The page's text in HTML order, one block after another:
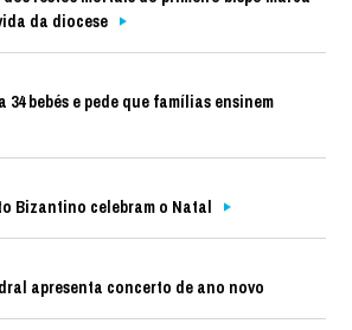
da diocese
bebés e pede que famílias ensinem
Bizantino celebram o Natal
apresenta concerto de ano novo